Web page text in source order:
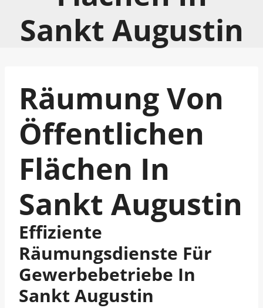
Sankt Augustin
Räumung Von
Öffentlichen
Flächen In
Sankt Augustin
Effiziente
Räumungsdienste Für
Gewerbebetriebe In
Sankt Augustin